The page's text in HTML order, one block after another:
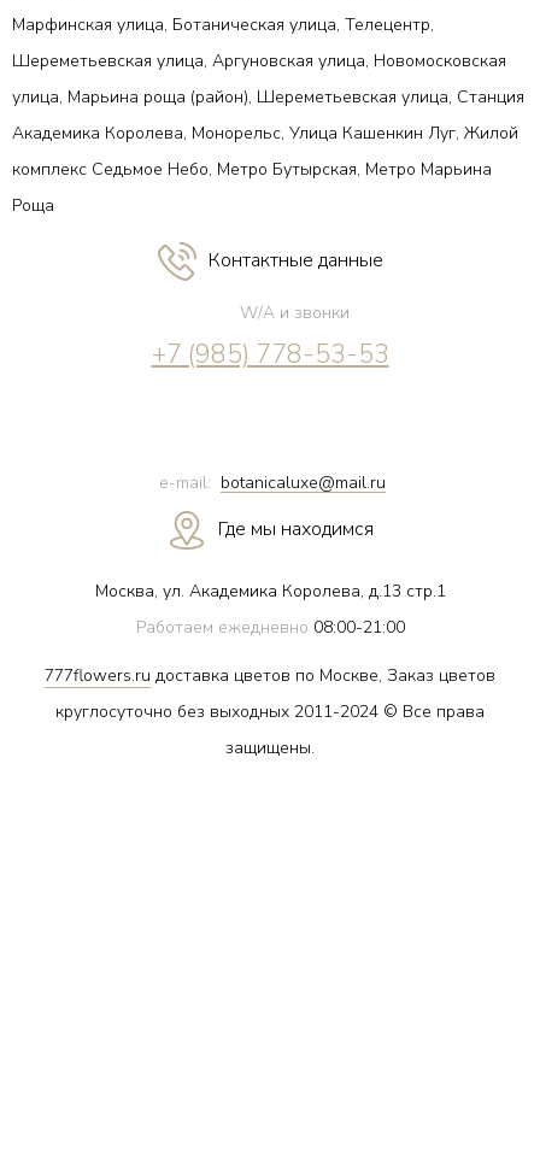
Марфинская улица, Ботаническая улица, Телецентр,
Шереметьевская улица, Аргуновская улица, Новомосковская
улица, Марьина роща (район), Шереметьевская улица, Станция
Академика Королева, Монорельс, Улица Кашенкин Луг, Жилой
комплекс Седьмое Небо, Метро Бутырская, Метро Марьина
Роща
Контактные данные
W/A и звонки
+7 (985) 778-53-53
e-mail: botanicaluxe@mail.ru
Где мы находимся
Москва, ул. Академика Королева, д.13 стр.1
Работаем ежедневно 08:00-21:00
777flowers.ru доставка цветов по Москве, Заказ цветов
круглосуточно без выходных 2011-2024 © Все права
защищены.